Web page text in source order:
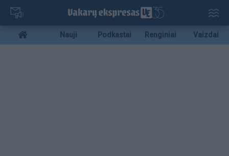
Pereiti
pagrindinį
turinį
Mobile
menu
Nauji Podkastai Renginiai Vaizdai